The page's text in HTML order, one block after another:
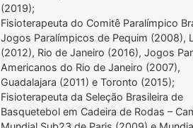
(2019);
Fisioterapeuta do Comitê Paralímpico
Jogos Paralímpicos de Pequim (2008),
(2012), Rio de Janeiro (2016), Jogos
Americanos do Rio de Janeiro (2007),
Guadalajara (2011) e Toronto (2015);
Fisioterapeuta da Seleção Brasileira de
Basquetebol em Cadeira de Rodas –